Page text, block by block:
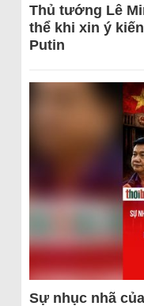
Thủ tướng Lê
thể khi xin ý
Putin
Sự nhục nhã